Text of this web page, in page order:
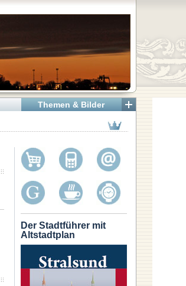
Themen & Bilder
Der Stadtführer mit
Altstadtplan